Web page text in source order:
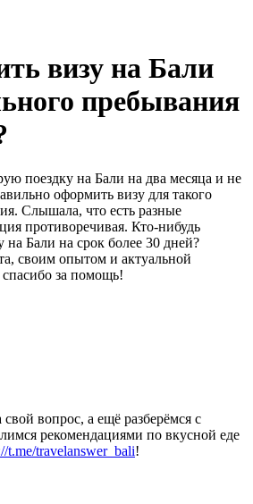
визу на Бали
пребывания
поездку на Бали на два месяца и не
оформить визу для такого
Слышала, что есть разные
противоречивая. Кто-нибудь
на Бали на срок более 30 дней?
своим опытом и актуальной
за помощь!
вопрос, а ещё разберёмся с
рекомендациями по вкусной еде
t.me/travelanswer_bali!